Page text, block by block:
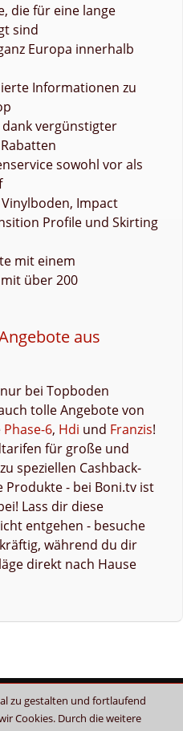
zu gestalten und fortlaufend
Cookies. Durch die weitere
die für eine lange
sind
Europa innerhalb
Informationen zu
dank vergünstigter
sowohl vor als
Impact
Profile und Skirting
mit einem
über 200
aus
bei Topboden
tolle Angebote von
Phase-6, Hdi und Franzis!
für große und
speziellen Cashback-
- bei Boni.tv ist
Lass dir diese
entgehen - besuche
während du dir
direkt nach Hause